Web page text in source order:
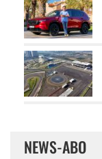
NEWS-ABO